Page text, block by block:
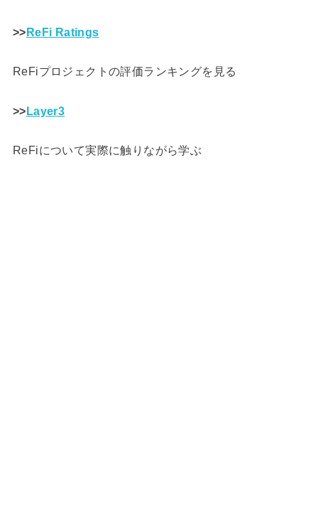
>>ReFi Ratings
ReFiプロジェクトの評価ランキングを見る
>>Layer3
ReFiについて実際に触りながら学ぶ